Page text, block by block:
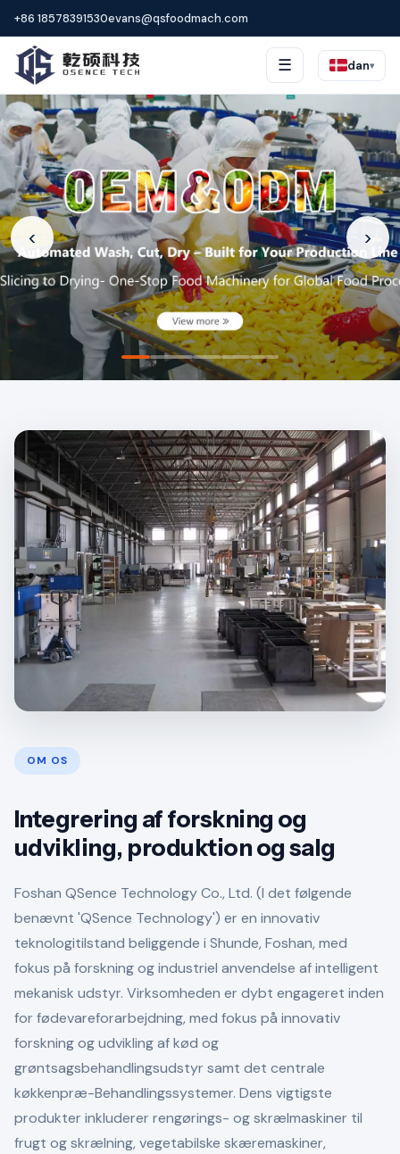
+86 18578391530evans@qsfoodmach.com
☰ dan▾
‹ ›
OM OS
Integrering af forskning og
udvikling, produktion og salg
Foshan QSence Technology Co., Ltd. (I det følgende
benævnt 'QSence Technology') er en innovativ
teknologitilstand beliggende i Shunde, Foshan, med
fokus på forskning og industriel anvendelse af intelligent
mekanisk udstyr. Virksomheden er dybt engageret inden
for fødevareforarbejdning, med fokus på innovativ
forskning og udvikling af kød og
grøntsagsbehandlingsudstyr samt det centrale
køkkenpræ-Behandlingssystemer. Dens vigtigste
produkter inkluderer rengørings- og skrælmaskiner til
frugt og skrælning, vegetabilske skæremaskiner,